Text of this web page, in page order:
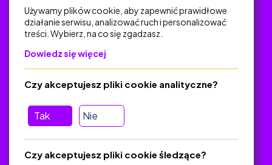
Na skróty
Polityka Prywatności
Regulamin
O platformie
Baza materiałów dydaktycznych
Jak zostać autorem
FAQ
Używamy plików cookie, aby zapewnić prawidłowe
działanie serwisu, analizować ruch i personalizować
treści. Wybierz, na co się zgadzasz.
Dowiedz się więcej
Tak Nie
Czy akceptujesz pliki cookie analityczne?
Czy akceptujesz pliki cookie śledzące?